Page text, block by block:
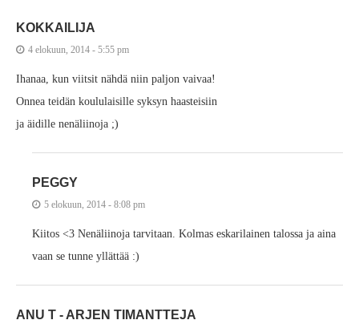
KOKKAILIJA
4 elokuun, 2014 - 5:55 pm
Ihanaa, kun viitsit nähdä niin paljon vaivaa!
Onnea teidän koululaisille syksyn haasteisiin
ja äidille nenäliinoja ;)
PEGGY
5 elokuun, 2014 - 8:08 pm
Kiitos <3 Nenäliinoja tarvitaan. Kolmas eskarilainen talossa ja aina
vaan se tunne yllättää :)
ANU T - ARJEN TIMANTTEJA